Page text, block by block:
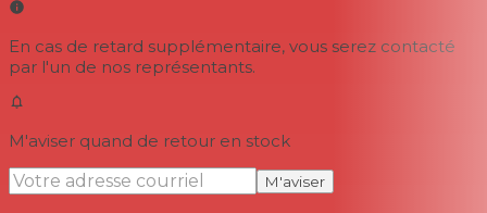
En cas de retard supplémentaire, vous serez contacté
par l'un de nos représentants.
M'aviser quand de retour en stock
M'aviser